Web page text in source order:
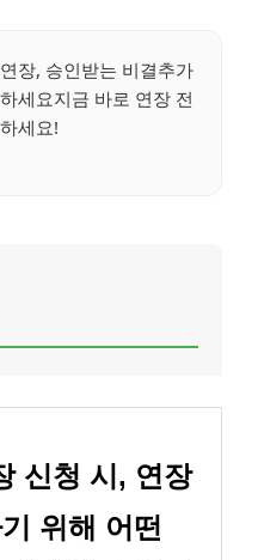
장, 승인받는 비결추가
세요지금 바로 연장 전
세요!
신청 시, 연장
위해 어떤